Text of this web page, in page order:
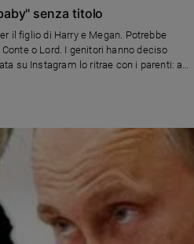
senza titolo
il figlio di Harry e Megan. Potrebbe
o Lord. I genitori hanno deciso
su Instagram lo ritrae con i parenti: al